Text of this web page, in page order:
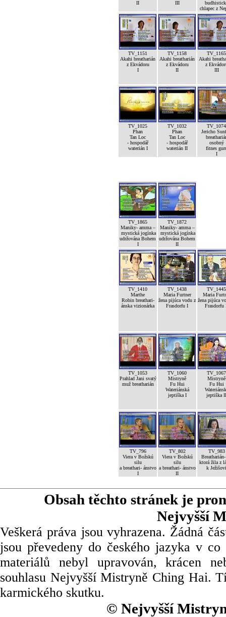
II III
chlapec z
TV_1151
Akahi breatharián
z Ekvádoru
I
TV_1158
Akahi breatharián
z Ekvádoru
II
TV_1165
Akahi
z
III
TV_1025
Phan
Tan Loc
- hospodář
waterián I
TV_1032
Phan
Tan Loc
- hospodář
waterián II
TV_1074
Jericho
osobný
fitnes
I
TV_1865
Maniky- amma –
mystická jogínka
udržována Bohem
I
TV_1872
Maniky- amma –
mystická jogínka
udržována Bohem
II
TV_1410
Marthe
Robin breathari-
ánska vizionárka
TV_1438
Maria Furtner
žena pijúca vodu z
Frasdorfu I
TV_1445
Maria
žena pijúca
Frasdorfu
TV_1053
Prahlad Jani svatý
muž breatharián
TV_1060
Mistryně
Fu Hui
Wateriánská
jeptiška I
TV_1067
Mistryně
Fu Hui
jeptiška II
TV_796
Viera v Božskú
silu
a breathari- ánstvo
I
TV_802
Viera v Božskú
silu
a breathari- ánstvo
II
TV_983
ktorá žila z
k Ježišovi
Obsah těchto stránek je
Nejvyšší
Veškerá práva jsou vyhrazena. Žádná
jsou převedeny do českého jazyka v
materiálů nebyl upravován, krácen
souhlasu Nejvyšší Mistryně Ching Hai.
karmického skutku.
© Nejvyšší